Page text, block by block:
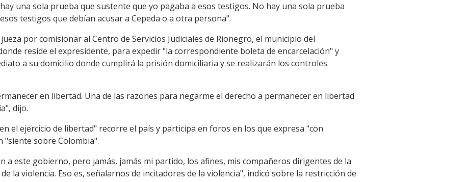
una sola prueba que sustente que yo pagaba a esos testigos. No hay una sola prueba
testigos que debían acusar a Cepeda o a otra persona".
por comisionar al Centro de Servicios Judiciales de Rionegro, el municipio del
reside el expresidente, para expedir "la correspondiente boleta de encarcelación" y
a su domicilio donde cumplirá la prisión domiciliaria y se realizarán los controles
en libertad. Una de las razones para negarme el derecho a permanecer en libertad
dijo.
el ejercicio de libertad" recorre el país y participa en foros en los que expresa "con
"siente sobre Colombia".
a este gobierno, pero jamás, jamás mi partido, los afines, mis compañeros dirigentes de la
la violencia. Eso es, señalarnos de incitadores de la violencia", indicó sobre la restricción de